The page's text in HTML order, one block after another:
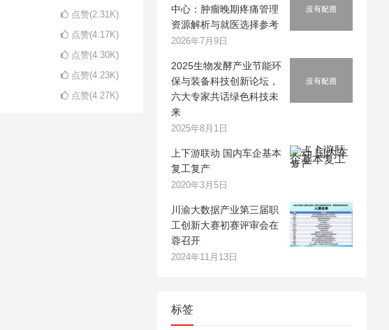
点赞(2.31K)
点赞(4.17K)
点赞(4.30K)
点赞(4.23K)
点赞(4.27K)
中心：肿瘤晚期疼痛管理
资源解析与就医选择参考
2026年7月9日
2025生物发酵产业节能环
保与装备科技创新论坛，
六大专家共话绿色科技未
来
2025年8月1日
上下游联动 国内车企基本
复工复产
2020年3月5日
川渝大数据产业第三届职
工创新大赛初赛评审会在
蓉召开
2024年11月13日
标签